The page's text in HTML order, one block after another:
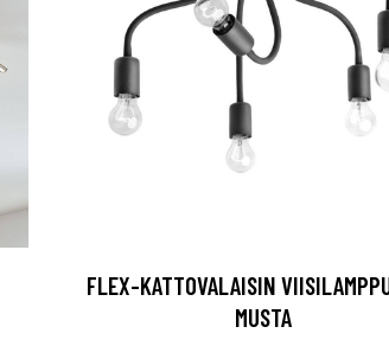
FLEX-KATTOVALAISIN
MUSTA